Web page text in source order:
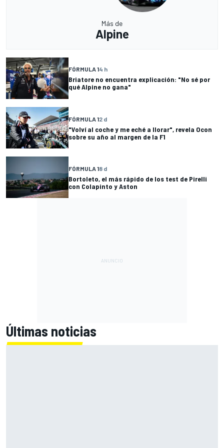
Más de
Alpine
FÓRMULA 14 h
Briatore no encuentra explicación: "No sé por
qué Alpine no gana"
FÓRMULA 12 d
"Volví al coche y me eché a llorar", revela Ocon
sobre su año al margen de la F1
FÓRMULA 18 d
Bortoleto, el más rápido de los test de Pirelli
con Colapinto y Aston
Últimas noticias